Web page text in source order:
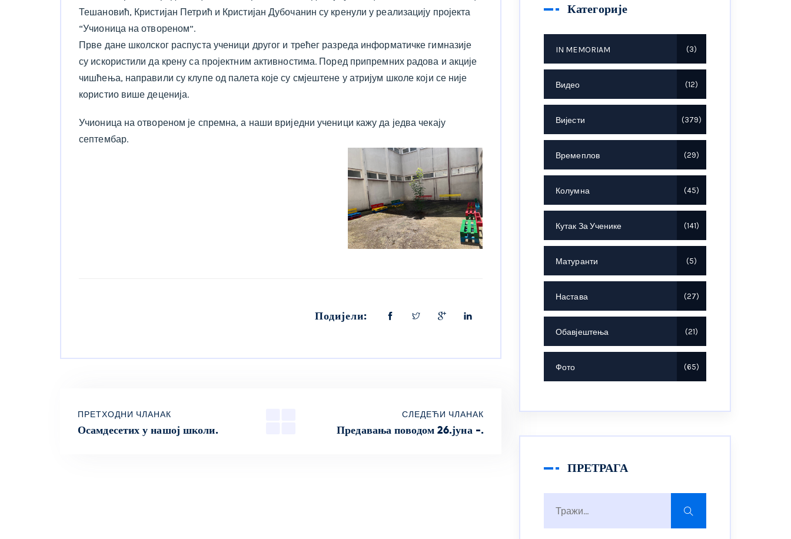
Тешановић, Кристијан Петрић и Кристијан Дубочанин су кренули у реализацију пројекта
“Учионица на отвореном”.
Прве дане школског распуста ученици другог и трећег разреда информатичке гимназије
су искористили да крену са пројектним активностима. Поред припремних радова и акције
чишћења, направили су клупе од палета које су смјештене у атријум школе који се није
користио више деценија.
Учионица на отвореном је спремна, а наши вриједни ученици кажу да једва чекају
септембар.
Подијели:
ПРЕТХОДНИ ЧЛАНАК
Осамдесетих у нашој школи.
СЛЕДЕЋИ ЧЛАНАК
Предавања поводом 26.јуна -.
Категорије
IN MEMORIAM 3
Видео 12
Вијести 379
Времеплов 29
Колумна 45
Кутак За Ученике 141
Матуранти 5
Настава 27
Обавјештења 21
Фото 65
ПРЕТРАГА